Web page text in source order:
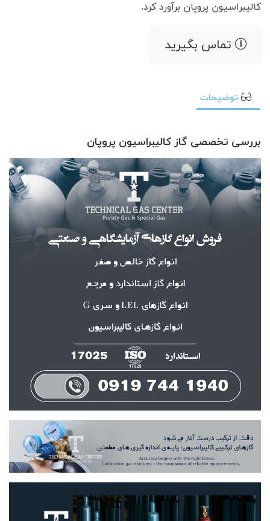
کالیبراسیون پروپان برآورد کرد.
تماس بگیرید
توضیحات
بررسی تخصصی گاز کالیبراسیون پروپان